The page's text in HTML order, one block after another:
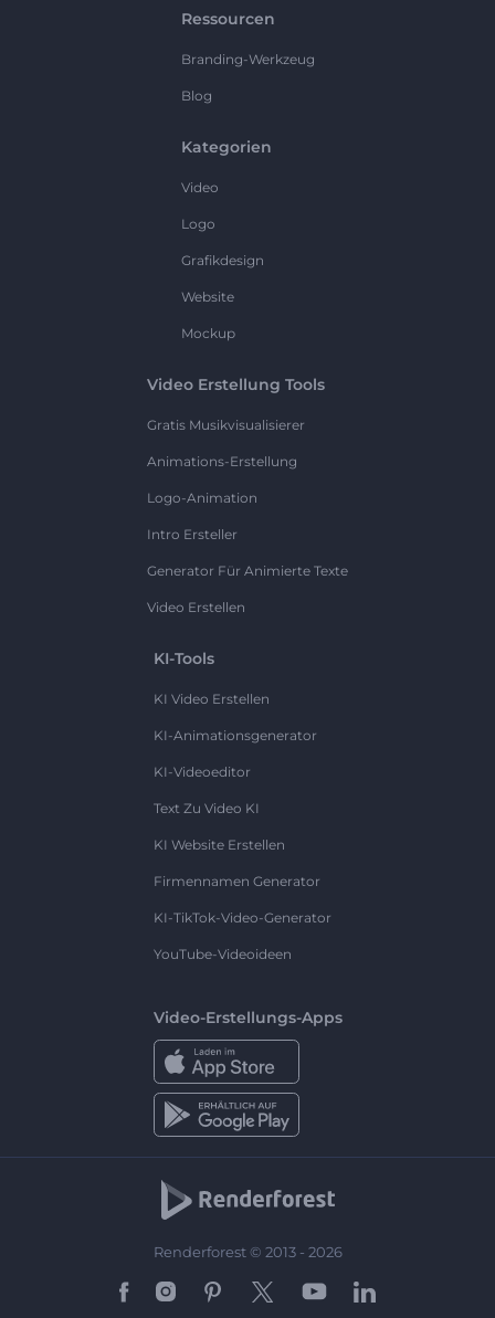
Ressourcen
Branding-Werkzeug
Blog
Kategorien
Video
Logo
Grafikdesign
Website
Mockup
Video Erstellung Tools
Gratis Musikvisualisierer
Animations-Erstellung
Logo-Animation
Intro Ersteller
Generator Für Animierte Texte
Video Erstellen
KI-Tools
KI Video Erstellen
KI-Animationsgenerator
KI-Videoeditor
Text Zu Video KI
KI Website Erstellen
Firmennamen Generator
KI-TikTok-Video-Generator
YouTube-Videoideen
Video-Erstellungs-Apps
Renderforest © 2013 - 2026